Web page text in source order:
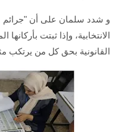
و شدد سلمان على أن "جرائم
الانتخابية، وإذا ثبتت
القانونية بحق كل من يرتكب